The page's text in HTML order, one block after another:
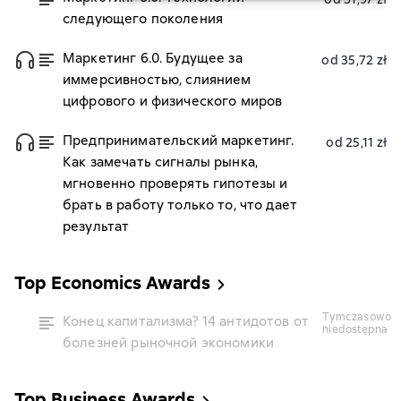
– Почему омниканальность уступает место
Аудиокнига – Погрузитесь в будущее
маркетинга с идеальной озвучкой, слушая
книгу в любом месте.
начинается здесь: получите мгновенный
доступ к революционным идеям.
Бесплатный ознакомительный фрагмент –
Прочитайте начало книги бесплатно и оцените
глубину идей Котлера, чтобы принять
следующего поколения
Маркетинг 6.0. Будущее за
иммерсивностью, слиянием
цифрового и физического миров
od 35,72 zł
Предпринимательский маркетинг.
Как замечать сигналы рынка,
мгновенно проверять гипотезы и
брать в работу только то, что дает
результат
od 25,11 zł
Top Economics Awards
Конец капитализма? 14 антидотов от
болезней рыночной экономики
tymczasowo
niedostępna